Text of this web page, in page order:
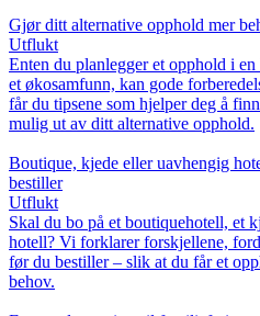
Gjør ditt alternative opphold mer
Utflukt
Enten du planlegger et opphold i
et økosamfunn, kan gode
får du tipsene som hjelper deg å
mulig ut av ditt alternative opphold.
Boutique, kjede eller uavhengig
bestiller
Utflukt
Skal du bo på et boutiquehotell, et
hotell? Vi forklarer forskjellene,
før du bestiller – slik at du får et
behov.